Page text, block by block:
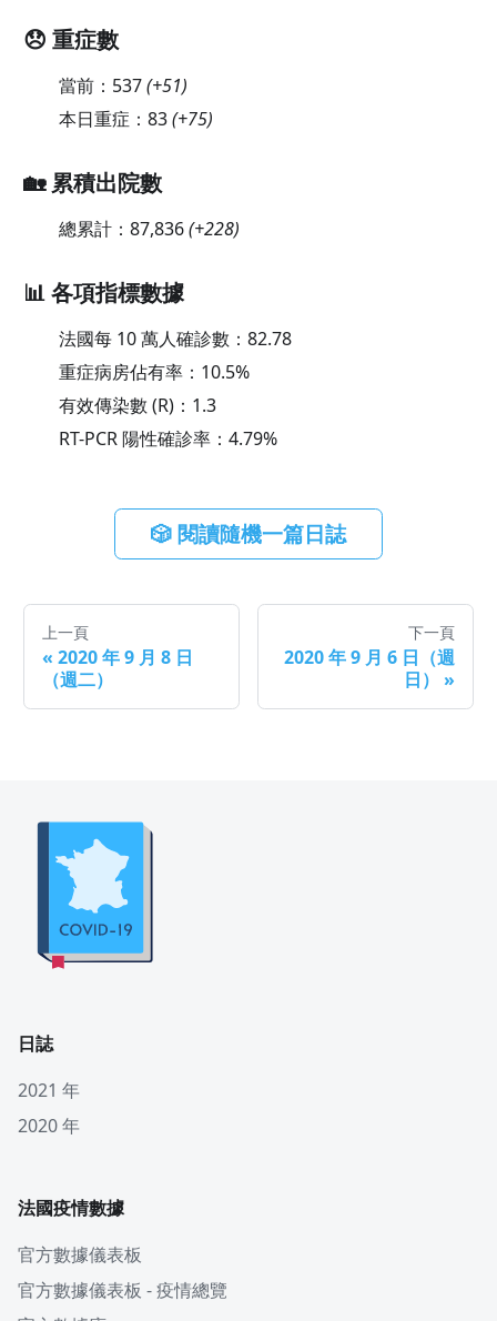
😞 重症數
當前： 537(+51)
本日重症： 83(+75)
🏡 累積出院數
總累計： 87,836(+228)
📊 各項指標數據
法國每 10 萬人確診數： 82.78
重症病房佔有率： 10.5%
有效傳染數 (R)： 1.3
RT-PCR 陽性確診率： 4.79%
🎲 閱讀隨機一篇日誌
上一頁
« 2020 年 9 月 8 日
（週二）
下一頁
2020 年 9 月 6 日（週
日）
»
日誌
2021 年
2020 年
法國疫情數據
官方數據儀表板
官方數據儀表板 - 疫情總覽